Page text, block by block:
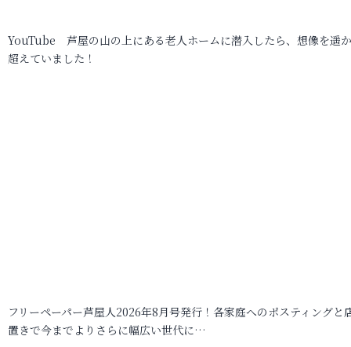
YouTube 芦屋の山の上にある老人ホームに潜入したら、想像を遥
超えていました！
フリーペーパー芦屋人2026年8月号発行！各家庭へのポスティングと
置きで今までよりさらに幅広い世代に…